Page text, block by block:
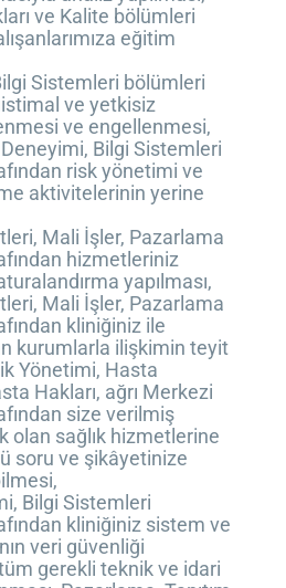
ve Kalite bölümleri
eğitim
Sistemleri bölümleri
ve yetkisiz
ve engellenmesi,
Bilgi Sistemleri
risk yönetimi ve
aktivitelerinin yerine
Mali İşler, Pazarlama
hizmetleriniz
yapılması,
Mali İşler, Pazarlama
kliniğiniz ile
kurumlarla ilişkimin teyit
Yönetimi, Hasta
Hakları, ağrı Merkezi
size verilmiş
olan sağlık hizmetlerine
soru ve şikâyetinize
Bilgi Sistemleri
kliniğiniz sistem ve
veri güvenliği
gerekli teknik ve idari